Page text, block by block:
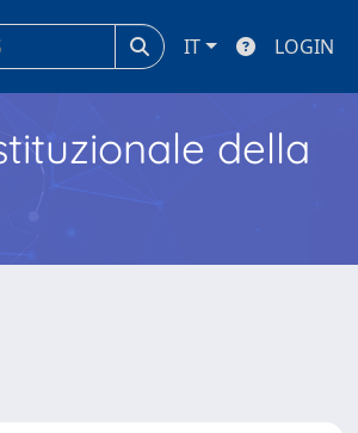
IT LOGIN
della